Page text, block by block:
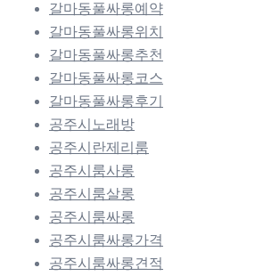
갈마동풀싸롱예약
갈마동풀싸롱위치
갈마동풀싸롱추천
갈마동풀싸롱코스
갈마동풀싸롱후기
공주시노래방
공주시란제리룸
공주시룸사롱
공주시룸살롱
공주시룸싸롱
공주시룸싸롱가격
공주시룸싸롱견적